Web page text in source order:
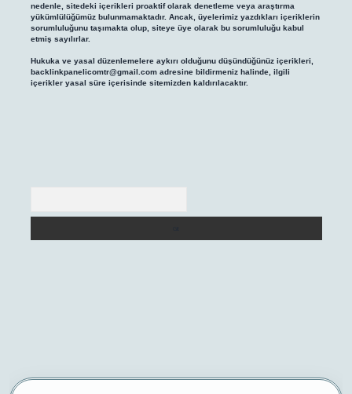
nedenle, sitedeki içerikleri proaktif olarak denetleme veya araştırma
yükümlülüğümüz bulunmamaktadır. Ancak, üyelerimiz yazdıkları içeriklerin
sorumluluğunu taşımakta olup, siteye üye olarak bu sorumluluğu kabul
etmiş sayılırlar.
Hukuka ve yasal düzenlemelere aykırı olduğunu düşündüğünüz içerikleri,
backlinkpanelicomtr@gmail.comadresine bildirmeniz halinde, ilgili
içerikler yasal süre içerisinde sitemizden kaldırılacaktır.